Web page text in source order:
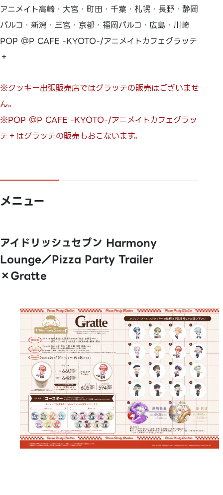
アニメイト高崎・大宮・町田・千葉・札幌・長野・静岡
パルコ・新潟・三宮・京都・福岡パルコ・広島・川崎
POP ＠P CAFE -KYOTO-/アニメイトカフェグラッテ
＋
※クッキー出張販売店ではグラッテの販売はございませ
ん。
※POP ＠P CAFE -KYOTO-/アニメイトカフェグラッ
テ＋はグラッテの販売もおこないます。
メニュー
アイドリッシュセブン Harmony
Lounge／Pizza Party Trailer
×Gratte